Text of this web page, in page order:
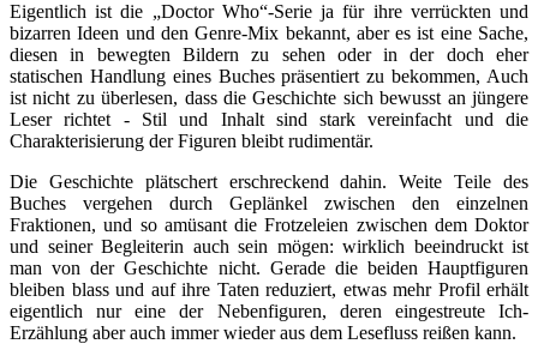
Eigentlich ist die „Doctor Who“-Serie ja für ihre verrückten und
bizarren Ideen und den Genre-Mix bekannt, aber es ist eine Sache,
diesen in bewegten Bildern zu sehen oder in der doch eher
statischen Handlung eines Buches präsentiert zu bekommen, Auch
ist nicht zu überlesen, dass die Geschichte sich bewusst an jüngere
Leser richtet - Stil und Inhalt sind stark vereinfacht und die
Charakterisierung der Figuren bleibt rudimentär.
Die Geschichte plätschert erschreckend dahin. Weite Teile des
Buches vergehen durch Geplänkel zwischen den einzelnen
Fraktionen, und so amüsant die Frotzeleien zwischen dem Doktor
und seiner Begleiterin auch sein mögen: wirklich beeindruckt ist
man von der Geschichte nicht. Gerade die beiden Hauptfiguren
bleiben blass und auf ihre Taten reduziert, etwas mehr Profil erhält
eigentlich nur eine der Nebenfiguren, deren eingestreute Ich-
Erzählung aber auch immer wieder aus dem Lesefluss reißen kann.